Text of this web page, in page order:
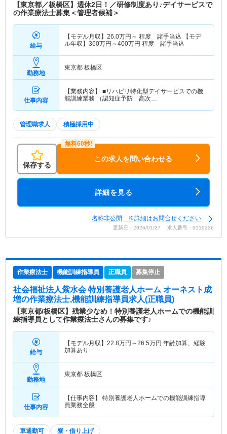
【東京都／板橋区】週休2日！／研修制度あり♪デイサービスで
の作業療法士募集＜管理者候補＞
給与
【モデル月収】 26.0万円～ 程度 諸手当込 【モデ
ル年収】 360万円～400万円 程度 諸手当込
勤務地
東京都 板橋区
仕事内容
【業務内容】 ■リハビリ特化型デイサービスでの機
能訓練業務 （認知症予防 高次…
管理職求人 積極採用中
保存する
この求人を問い合わせる
詳細を見る
名称非公開 ※詳細はお問合せください
更新日：2026/01/27 求人番号：9119226
作業療法士 機能訓練指導員 正職員 募集停止
社会福祉法人紫水会 特別養護老人ホーム オーネスト成
増の作業療法士,機能訓練指導員求人(正職員)
【東京都/板橋区】残業少なめ！特別養護老人ホームでの機能訓
練指導員として作業療法士さんの募集です♪
給与
【モデル月収】 22.8万円～26.5万円 年齢加算、経験
加算あり
勤務地
東京都 板橋区
仕事内容
【仕事内容】 特別養護老人ホームでの機能訓練指導
員業務全般
車通勤可 寮・借り上げ